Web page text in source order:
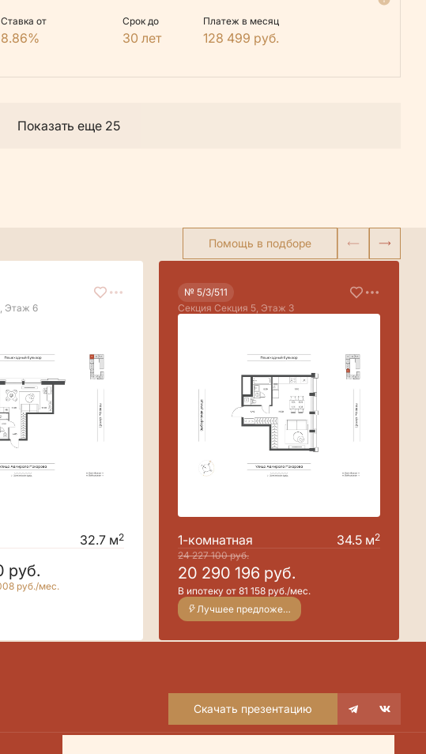
Ставка от
8.86%
Срок до
30 лет
Платеж в месяц
128 499 руб.
Показать еще 25
Помощь в подборе
Этаж 6
32.7 м2
руб.
руб./мес.
№ 5/3/511
Секция Секция 5, Этаж 3
1-комнатная 34.5 м2
24 227 100руб.
20 290 196 руб.
В ипотеку от 81 158 руб./мес.
Лучшее предложение
Скачать презентацию